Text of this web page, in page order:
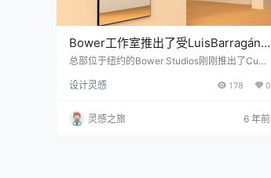
Bower工作室推出了受LuisBarragán
启发的图形镜子
总部位于纽约的Bower Studios刚刚推出了Cuad
新系列和展示厅的一部分。镜子的大胆形状向位
（LuisBarragán）的标志性多层住宅Cuadra Sa
nCristóbal致敬。 图形镜子进一步深入到设计概
设计灵感 178 0
灵感之旅 6 年前